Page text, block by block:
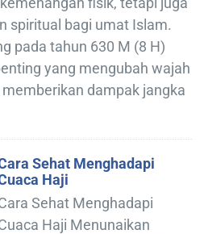
spiritual bagi umat Islam.
pada tahun 630 M (8 H)
yang mengubah wajah
dampak jangka
Sehat Menghadapi
Haji
Sehat Menghadapi
Haji Menunaikan